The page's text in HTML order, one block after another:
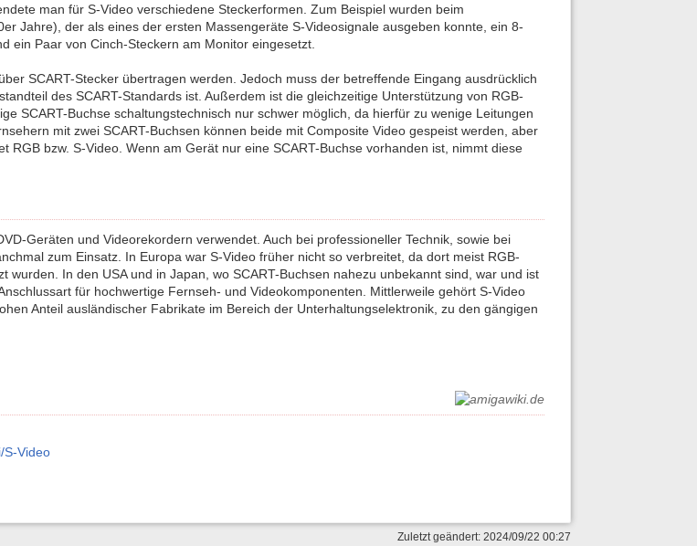
man für S-Video verschiedene Steckerformen. Zum Beispiel wurden beim
Jahre), der als eines der ersten Massengeräte S-Videosignale ausgeben konnte, ein 8-
ein Paar von Cinch-Steckern am Monitor eingesetzt.
SCART-Stecker übertragen werden. Jedoch muss der betreffende Eingang ausdrücklich
des SCART-Standards ist. Außerdem ist die gleichzeitige Unterstützung von RGB-
SCART-Buchse schaltungstechnisch nur schwer möglich, da hierfür zu wenige Leitungen
mit zwei SCART-Buchsen können beide mit Composite Video gespeist werden, aber
RGB bzw. S-Video. Wenn am Gerät nur eine SCART-Buchse vorhanden ist, nimmt diese
Geräten und Videorekordern verwendet. Auch bei professioneller Technik, sowie bei
zum Einsatz. In Europa war S-Video früher nicht so verbreitet, da dort meist RGB-
wurden. In den USA und in Japan, wo SCART-Buchsen nahezu unbekannt sind, war und ist
für hochwertige Fernseh- und Videokomponenten. Mittlerweile gehört S-Video
Anteil ausländischer Fabrikate im Bereich der Unterhaltungselektronik, zu den gängigen
S-Video
Zuletzt geändert: 2024/09/22 00:27